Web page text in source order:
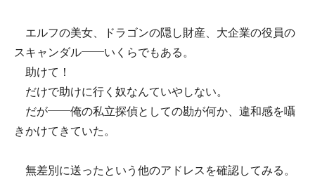
エルフの美女、ドラゴンの隠し財産、大企業の役員の
スキャンダル――いくらでもある。
助けて！
だけで助けに行く奴なんていやしない。
だが――俺の私立探偵としての勘が何か、違和感を囁
きかけてきていた。
無差別に送ったという他のアドレスを確認してみる。